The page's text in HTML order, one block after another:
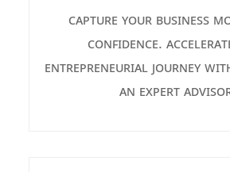
capture your business
confidence.
entrepreneurial journey
an expert